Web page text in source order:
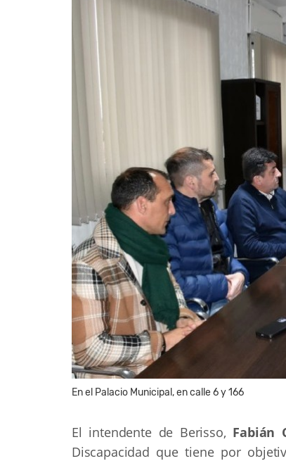
En el Palacio Municipal, en calle 6 y 166
El intendente de Berisso, Fabián
Discapacidad que tiene por